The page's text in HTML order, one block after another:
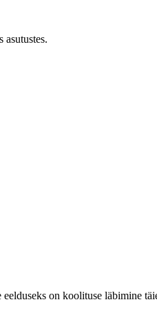
asutustes.
on koolituse läbimine